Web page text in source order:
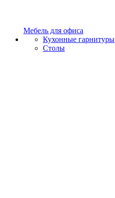
Мебель для офиса
Кухонные гарнитуры
Столы